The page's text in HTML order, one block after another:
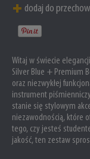
dodaj do
Witaj w świecie
Silver Blue + Premium
oraz niezwykłej
instrument
stanie się stylowym
niezawodnością, które
tego, czy jesteś
jakość, ten zestaw